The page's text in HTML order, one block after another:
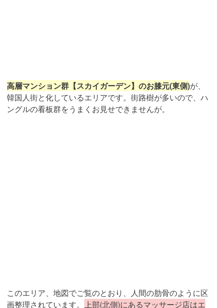
高層マンション群【スカイガーデン】のお膝元(東側)が、
韓国人街と化しているエリアです。街路樹が多いので、ハ
ングルの看板群をうまくお見せできませんが。
このエリア、地図でご覧のとおり、人間の肋骨のように区
画整理されています。 上部(北側)にあるマッサージ店はエ